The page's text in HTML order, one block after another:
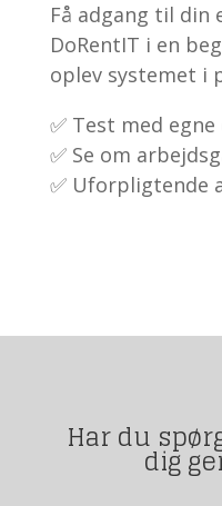
Få adgang til din
DoRentIT i en
oplev systemet i
✅ Test med egne
✅ Se om
✅ Uforpligtende
Har du
dig